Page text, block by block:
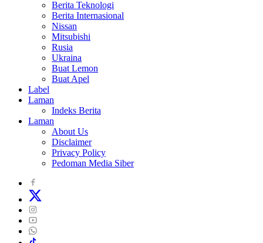
Berita Teknologi
Berita Internasional
Nissan
Mitsubishi
Rusia
Ukraina
Buat Lemon
Buat Apel
Label
Laman
Indeks Berita
Laman
About Us
Disclaimer
Privacy Policy
Pedoman Media Siber